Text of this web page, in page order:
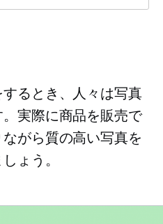
るとき、人々は写真
実際に商品を販売で
がら質の高い写真を
ょう。